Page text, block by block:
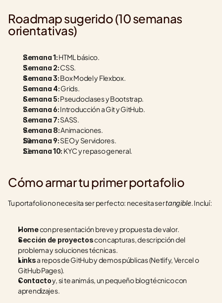
Roadmap sugerido (10 semanas
orientativas)
Semana 1: HTML básico.
Semana 2: CSS.
Semana 3: Box Model y Flexbox.
Semana 4: Grids.
Semana 5: Pseudoclases y Bootstrap.
Semana 6: Introducción a Git y GitHub.
Semana 7: SASS.
Semana 8: Animaciones.
Semana 9: SEO y Servidores.
Semana 10: KYC y repaso general.
Cómo armar tu primer portafolio
Tu portafolio no necesita ser perfecto: necesita ser tangible. Incluí:
Home con presentación breve y propuesta de valor.
Sección de proyectos con capturas, descripción del
problema y soluciones técnicas.
Links a repos de GitHub y demos públicas (Netlify, Vercel o
GitHub Pages).
Contacto y, si te animás, un pequeño blog técnico con
aprendizajes.